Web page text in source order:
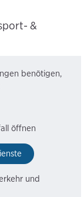
&
benötigen,
öffnen
und